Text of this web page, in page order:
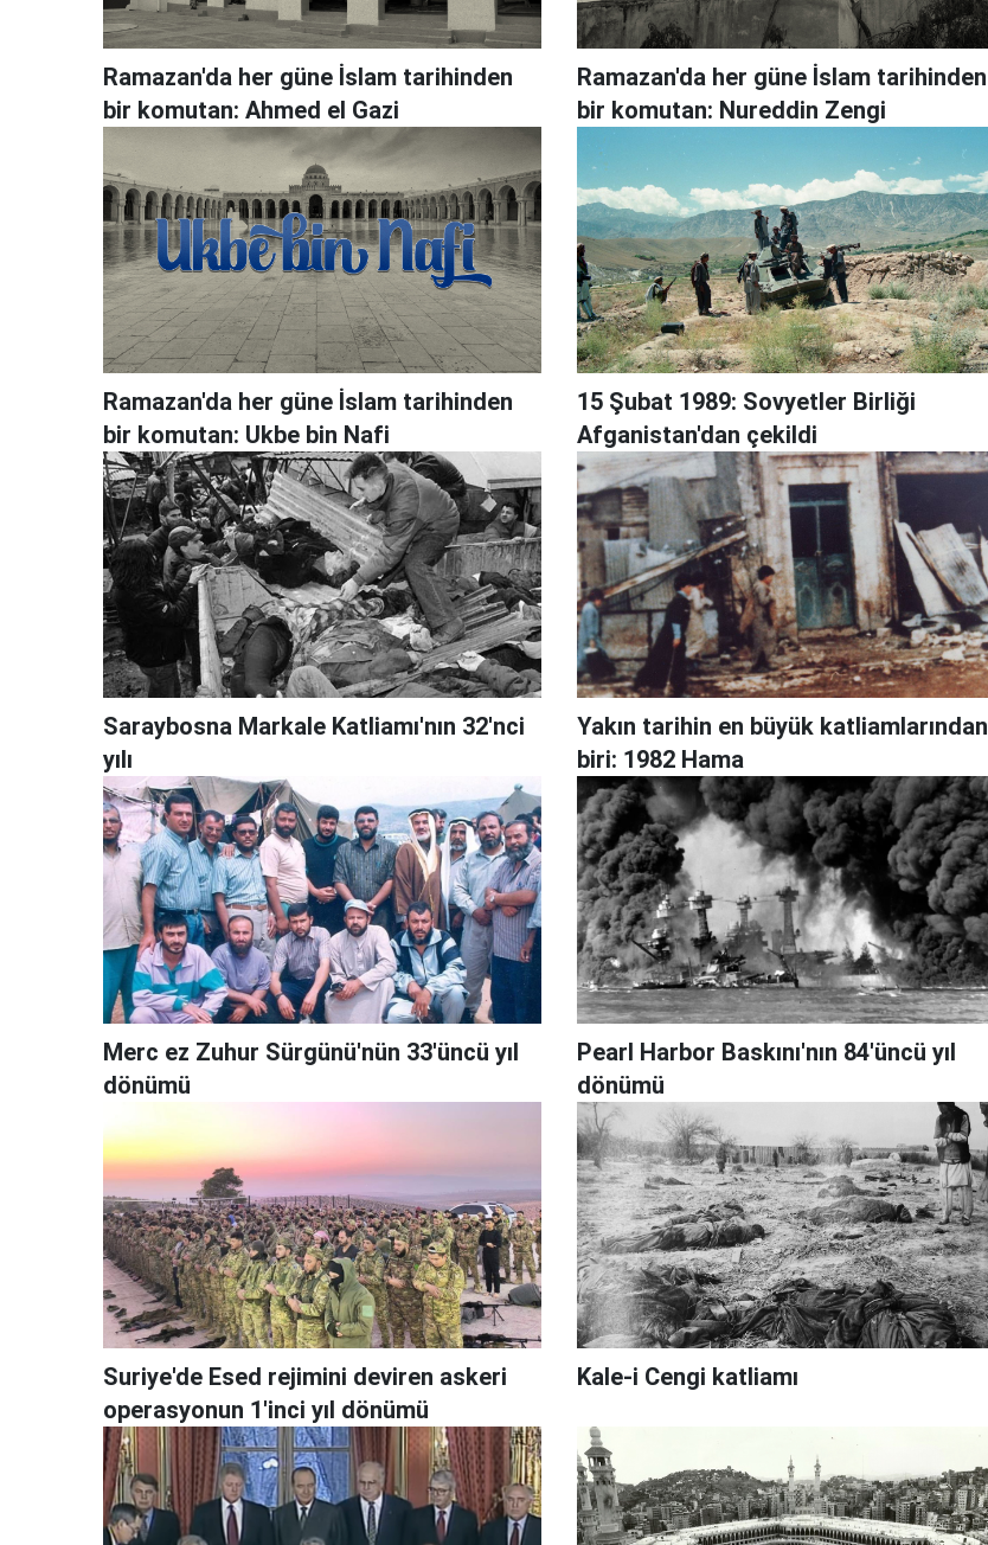
Ramazan'da her güne İslam tarihinden
bir komutan: Ahmed el Gazi
Ramazan'da her güne İslam tarihinden
bir komutan: Nureddin Zengi
Ramazan'da her güne İslam tarihinden
bir komutan: Ukbe bin Nafi
15 Şubat 1989: Sovyetler Birliği
Afganistan'dan çekildi
Saraybosna Markale Katliamı'nın 32'nci
yılı
Yakın tarihin en büyük katliamlarından
biri: 1982 Hama
Merc ez Zuhur Sürgünü'nün 33'üncü yıl
dönümü
Pearl Harbor Baskını'nın 84'üncü yıl
dönümü
Suriye'de Esed rejimini deviren askeri
operasyonun 1'inci yıl dönümü
Kale-i Cengi katliamı